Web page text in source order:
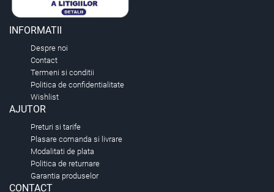
INFORMATII
Despre noi
Contact
Termeni si conditii
Politica de confidentialitate
Wishlist
AJUTOR
Preturi si tarife
Plasare comanda si livrare
Modalitati de plata
Politica de returnare
Garantia produselor
CONTACT